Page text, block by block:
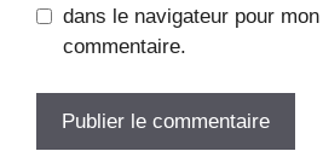
dans le navigateur pour
commentaire.